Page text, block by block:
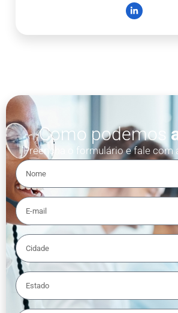
Como podemos
Preencha o formulário e fale com